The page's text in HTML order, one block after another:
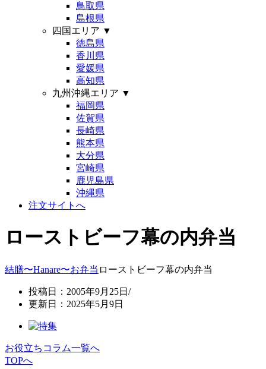
鳥取県
島根県
四国エリア ▼
徳島県
香川県
愛媛県
高知県
九州沖縄エリア ▼
福岡県
佐賀県
長崎県
熊本県
大分県
宮崎県
鹿児島県
沖縄県
注文サイトへ
ローストビーフ幕の内弁当
結膳〜Hanare〜お弁当 ローストビーフ幕の内弁当
投稿日：2005年9月25日/
更新日：2025年5月9日
お役立ちコラム一覧へ
TOPへ